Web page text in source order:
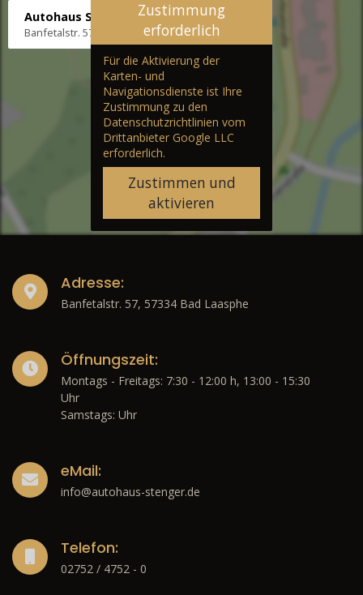
Autohaus Stenger
Banfetalstr. 57, 57334 Bad Laasphe
Zustimmung
erforderlich
Für die Aktivierung der
Karten- und
Navigationsdienste ist Ihre
Zustimmung zu den
Datenschutzrichtlinien vom
Drittanbieter Google LLC
erforderlich.
Zustimmen und
aktivieren
Adresse:
Banfetalstr. 57, 57334 Bad Laasphe
Öffnungszeit:
Montags - Freitags: 7:30 - 12:00 h, 13:00 - 15:30
Uhr
Samstags: Uhr
eMail:
info@autohaus-stenger.de
Telefon:
02752 / 4752 - 0